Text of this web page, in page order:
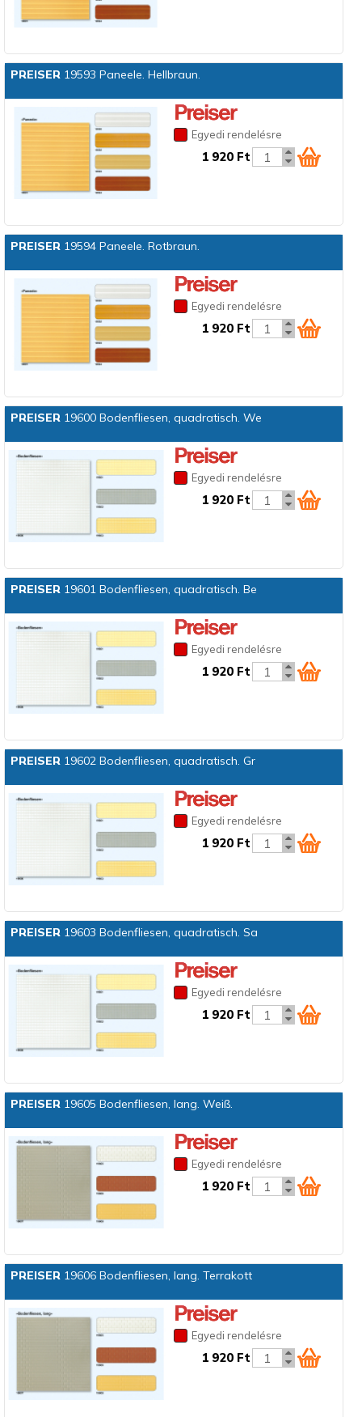
PREISER19593 Paneele. Hellbraun.
Egyedi rendelésre
1 920 Ft
PREISER19594 Paneele. Rotbraun.
Egyedi rendelésre
1 920 Ft
PREISER19600 Bodenfliesen, quadratisch. We
Egyedi rendelésre
1 920 Ft
PREISER19601 Bodenfliesen, quadratisch. Be
Egyedi rendelésre
1 920 Ft
PREISER19602 Bodenfliesen, quadratisch. Gr
Egyedi rendelésre
1 920 Ft
PREISER19603 Bodenfliesen, quadratisch. Sa
Egyedi rendelésre
1 920 Ft
PREISER19605 Bodenfliesen, lang. Weiß.
Egyedi rendelésre
1 920 Ft
PREISER19606 Bodenfliesen, lang. Terrakott
Egyedi rendelésre
1 920 Ft